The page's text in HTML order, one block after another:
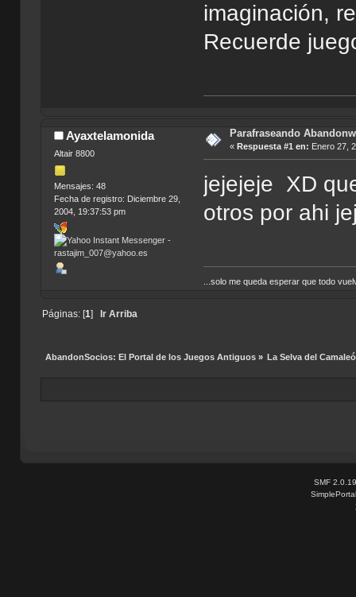
imaginación,
Recuerde
Ayaxtelamonida
Altair 8800
Mensajes: 48
Fecha de registro: Diciembre 29,
2004, 19:37:53 pm
Parafraseando
« Respuesta #1 en: Enero 27,
jejejeje XD
otros por ahi
...solo me queda esperar que todo
Páginas: [1] Ir Arriba
AbandonSocios: El Portal de los Juegos Antiguos» La Selva del
SMF 2.0.19